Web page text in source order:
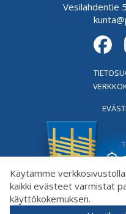
Käytämme
kaikki evästeet varmistat
käyttökokemuksen.
Vesilahdentie